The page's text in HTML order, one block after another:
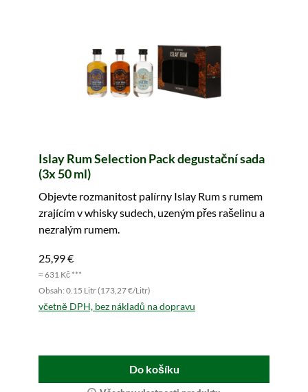
Islay Rum Selection Pack degustační sada
(3x 50 ml)
Objevte rozmanitost palírny Islay Rum s rumem
zrajícím v whisky sudech, uzeným přes rašelinu a
nezralým rumem.
25,99 €
≈ 631 Kč ***
Obsah: 0.15 Litr (173,27 €/Litr)
včetně DPH, bez nákladů na dopravu
Do košíku